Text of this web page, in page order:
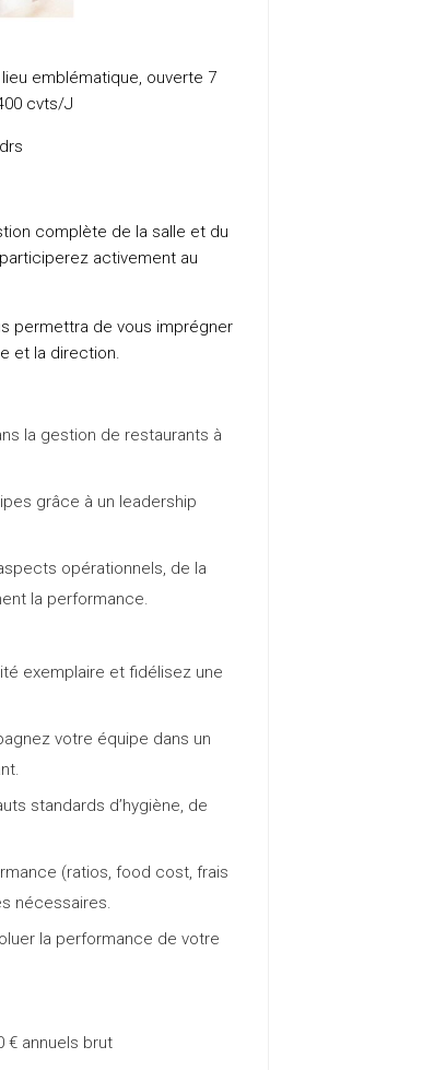
emblématique, ouverte 7
cvts/J
complète de la salle et du
activement au
permettra de vous imprégner
et la direction.
la gestion de restaurants à
grâce à un leadership
opérationnels, de la
la performance.
exemplaire et fidélisez une
votre équipe dans un
standards d’hygiène, de
(ratios, food cost, frais
nécessaires.
la performance de votre
€ annuels brut